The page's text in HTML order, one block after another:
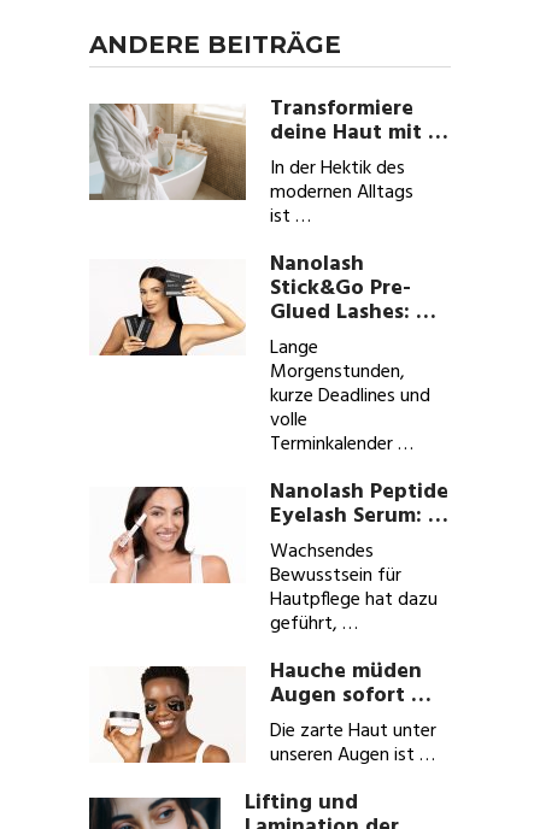
ANDERE BEITRÄGE
Transformiere
deine Haut mit …
In der Hektik des
modernen Alltags
ist …
Nanolash
Stick&Go Pre-
Glued Lashes: …
Lange
Morgenstunden,
kurze Deadlines und
volle
Terminkalender …
Nanolash Peptide
Eyelash Serum: …
Wachsendes
Bewusstsein für
Hautpflege hat dazu
geführt, …
Hauche müden
Augen sofort …
Die zarte Haut unter
unseren Augen ist …
Lifting und